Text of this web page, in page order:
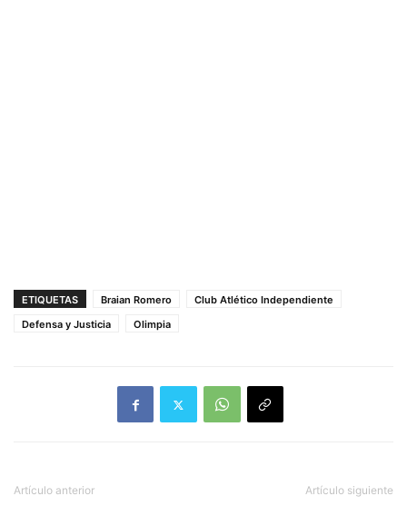
ETIQUETAS Braian Romero
Club Atlético Independiente
Defensa y Justicia
Olimpia
Artículo anterior Artículo siguiente